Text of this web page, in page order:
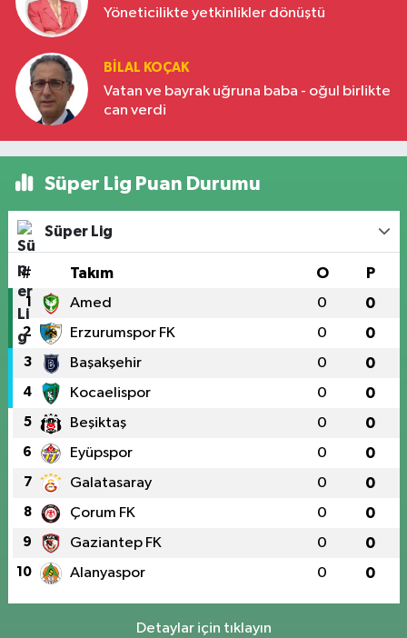
Yöneticilikte yetkinlikler dönüştü
BILAL KOÇAK
Vatan ve bayrak uğruna baba - oğul birlikte
can verdi
Süper Lig Puan Durumu
Süper Lig
# Takım O P
1 Amed 0 0
2 Erzurumspor FK 0 0
3 Başakşehir 0 0
4 Kocaelispor 0 0
5 Beşiktaş 0 0
6 Eyüpspor 0 0
7 Galatasaray 0 0
8 Çorum FK 0 0
9 Gaziantep FK 0 0
10 Alanyaspor 0 0
Detaylar için tıklayın